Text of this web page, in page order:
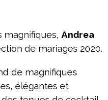
magnifiques, Andrea
de mariages 2020.
de magnifiques
élégantes et